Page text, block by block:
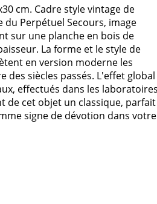
cm. Cadre style vintage de
du Perpétuel Secours, image
sur une planche en bois de
La forme et le style de
en version moderne les
des siècles passés. L'effet global
effectués dans les
de cet objet un classique, parfait
signe de dévotion dans votre